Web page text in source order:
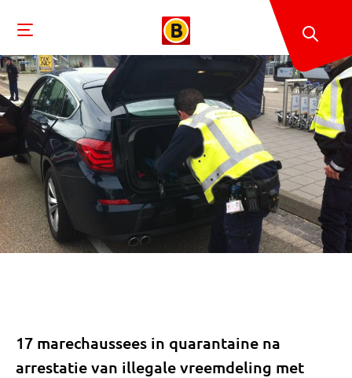
17 marechaussees in quarantaine na
arrestatie van illegale vreemdeling met